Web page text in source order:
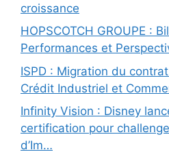
croissance
HOPSCOTCH GROUPE :
Performances et
ISPD : Migration du
Crédit Industriel et
Infinity Vision : Disney
certification pour
d’Im…